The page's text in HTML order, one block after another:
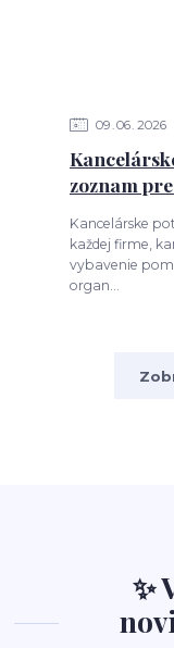
09 06 2026
zoznam
Kancelárske
každej firme,
vybavenie
organ...
✨